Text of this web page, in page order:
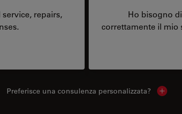
repairs,
Ho bisogno
correttamente il mio
Preferisce una consulenza personalizzata? Show